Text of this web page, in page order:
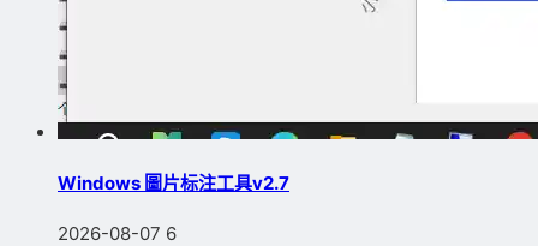
Windows 圖片标注工具v2.7
2026-08-07 6